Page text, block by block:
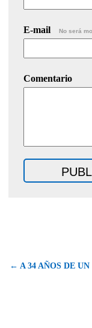
E-mail No será
Comentario
← A 34 AÑOS DE